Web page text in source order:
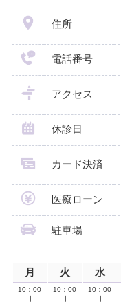
住所
電話番号
アクセス
休診日
カード決済
医療ローン
駐車場
月 火 水
10：00
10：00
10：00